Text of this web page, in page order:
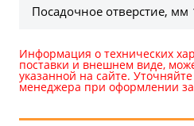
Посадочное отверстие, мм
Информация о технических
поставки и внешнем виде,
указанной на сайте.
менеджера при оформлении